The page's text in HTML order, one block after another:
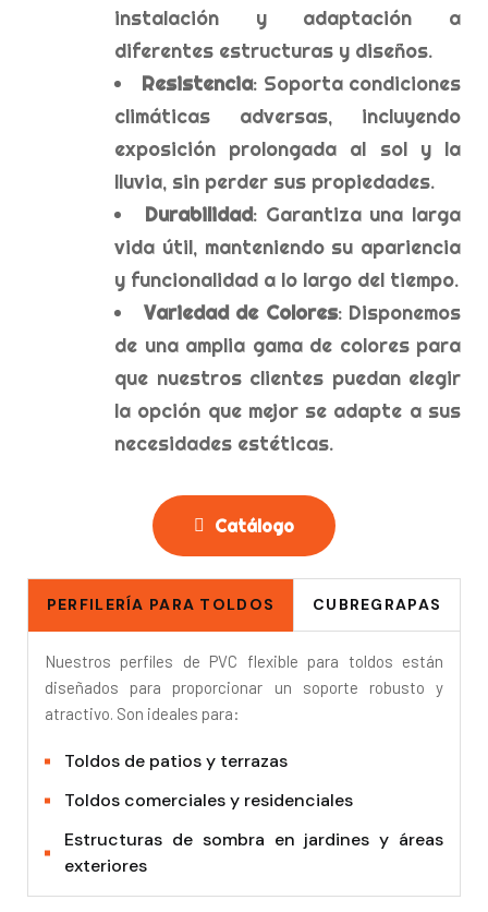
instalación y adaptación a
diferentes estructuras y diseños.
Resistencia: Soporta condiciones
climáticas adversas, incluyendo
exposición prolongada al sol y la
lluvia, sin perder sus propiedades.
Durabilidad: Garantiza una larga
vida útil, manteniendo su apariencia
y funcionalidad a lo largo del tiempo.
Variedad de Colores: Disponemos
de una amplia gama de colores para
que nuestros clientes puedan elegir
la opción que mejor se adapte a sus
necesidades estéticas.
Catálogo
PERFILERÍA PARA TOLDOS CUBREGRAPAS
Nuestros perfiles de PVC flexible para toldos están
diseñados para proporcionar un soporte robusto y
atractivo. Son ideales para:
Toldos de patios y terrazas
Toldos comerciales y residenciales
Estructuras de sombra en jardines y áreas
exteriores